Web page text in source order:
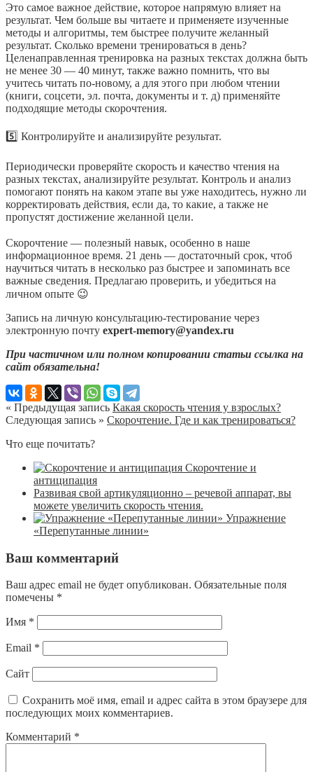
Это самое важное действие, которое напрямую влияет на
результат. Чем больше вы читаете и применяете изученные
методы и алгоритмы, тем быстрее получите желанный
результат. Сколько времени тренироваться в день?
Целенаправленная тренировка на разных текстах должна быть
не менее 30 — 40 минут, также важно помнить, что вы
учитесь читать по-новому, а для этого при любом чтении
(книги, соцсети, эл. почта, документы и т. д) применяйте
подходящие методы скорочтения.
5️⃣ Контролируйте и анализируйте результат.
Периодически проверяйте скорость и качество чтения на
разных текстах, анализируйте результат. Контроль и анализ
помогают понять на каком этапе вы уже находитесь, нужно ли
корректировать действия, если да, то какие, а также не
пропустят достижение желанной цели.
Скорочтение — полезный навык, особенно в наше
информационное время. 21 день — достаточный срок, чтоб
научиться читать в несколько раз быстрее и запоминать все
важные сведения. Предлагаю проверить, и убедиться на
личном опыте 😉
Запись на личную консультацию-тестирование через
электронную почту expert-memory@yandex.ru
При частичном или полном копировании статьи ссылка на
сайт обязательна!
« Предыдущая запись Какая скорость чтения у взрослых?
Следующая запись » Скорочтение. Где и как тренироваться?
Что еще почитать?
Скорочтение и
антиципация
Развивая свой артикуляционно – речевой аппарат, вы
можете увеличить скорость чтения.
Упражнение
«Перепутанные линии»
Ваш комментарий
Ваш адрес email не будет опубликован. Обязательные поля
помечены *
Имя *
Email *
Сайт
Сохранить моё имя, email и адрес сайта в этом браузере для
последующих моих комментариев.
Комментарий *